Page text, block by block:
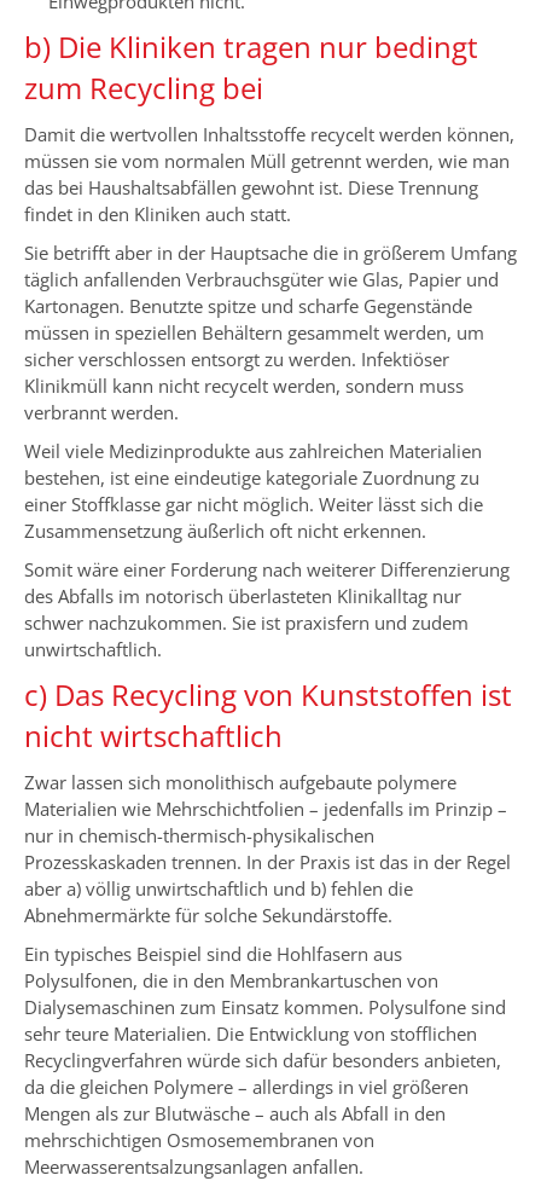
b) Die Kliniken tragen nur bedingt
zum Recycling bei
Damit die wertvollen Inhaltsstoffe recycelt werden können,
müssen sie vom normalen Müll getrennt werden, wie man
das bei Haushaltsabfällen gewohnt ist. Diese Trennung
findet in den Kliniken auch statt.
Sie betrifft aber in der Hauptsache die in größerem Umfang
täglich anfallenden Verbrauchsgüter wie Glas, Papier und
Kartonagen. Benutzte spitze und scharfe Gegenstände
müssen in speziellen Behältern gesammelt werden, um
sicher verschlossen entsorgt zu werden. Infektiöser
Klinikmüll kann nicht recycelt werden, sondern muss
verbrannt werden.
Weil viele Medizinprodukte aus zahlreichen Materialien
bestehen, ist eine eindeutige kategoriale Zuordnung zu
einer Stoffklasse gar nicht möglich. Weiter lässt sich die
Zusammensetzung äußerlich oft nicht erkennen.
Somit wäre einer Forderung nach weiterer Differenzierung
des Abfalls im notorisch überlasteten Klinikalltag nur
schwer nachzukommen. Sie ist praxisfern und zudem
unwirtschaftlich.
c) Das Recycling von Kunststoffen ist
nicht wirtschaftlich
Zwar lassen sich monolithisch aufgebaute polymere
Materialien wie Mehrschichtfolien – jedenfalls im Prinzip –
nur in chemisch-thermisch-physikalischen
Prozesskaskaden trennen. In der Praxis ist das in der Regel
aber a) völlig unwirtschaftlich und b) fehlen die
Abnehmermärkte für solche Sekundärstoffe.
Ein typisches Beispiel sind die Hohlfasern aus
Polysulfonen, die in den Membrankartuschen von
Dialysemaschinen zum Einsatz kommen. Polysulfone sind
sehr teure Materialien. Die Entwicklung von stofflichen
Recyclingverfahren würde sich dafür besonders anbieten,
da die gleichen Polymere – allerdings in viel größeren
Mengen als zur Blutwäsche – auch als Abfall in den
mehrschichtigen Osmosemembranen von
Meerwasserentsalzungsanlagen anfallen.